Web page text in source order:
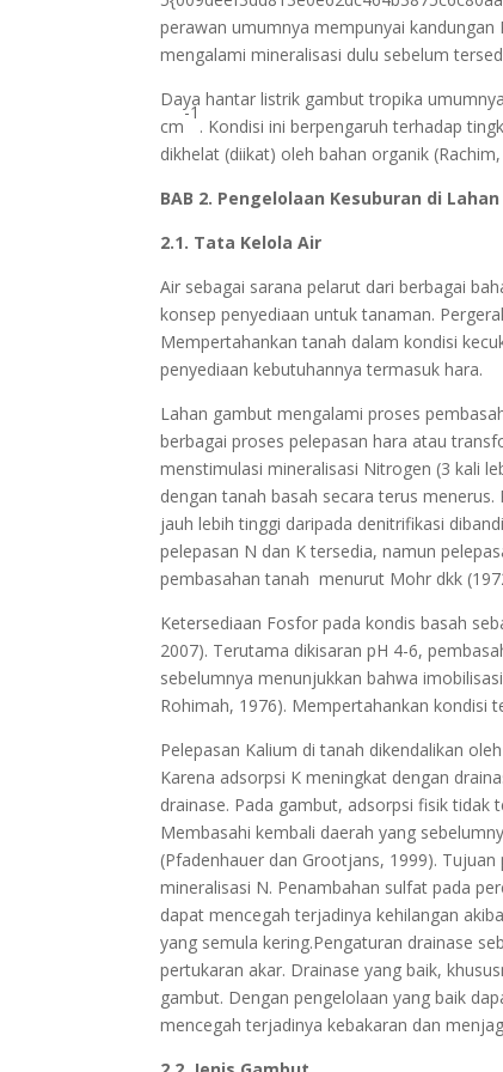
perawan umumnya mempunyai
mengalami mineralisasi dulu sebelum
Daya hantar listrik gambut tropika
cm
-1
. Kondisi ini berpengaruh terhadap
dikhelat (diikat) oleh bahan organik
BAB 2. Pengelolaan Kesuburan di
2.1. Tata Kelola Air
Air sebagai sarana pelarut dari berbagai
konsep penyediaan untuk tanaman.
Mempertahankan tanah dalam kondisi
penyediaan kebutuhannya termasuk hara.
Lahan gambut mengalami proses
berbagai proses pelepasan hara atau
menstimulasi mineralisasi Nitrogen (3 kali
dengan tanah basah secara terus
jauh lebih tinggi daripada denitrifikasi
pelepasan N dan K tersedia, namun
pembasahan tanah menurut Mohr dkk
Ketersediaan Fosfor pada kondis basah
2007). Terutama dikisaran pH 4-6,
sebelumnya menunjukkan bahwa
Rohimah, 1976). Mempertahankan kondisi
Pelepasan Kalium di tanah dikendalikan
Karena adsorpsi K meningkat dengan
drainase. Pada gambut, adsorpsi fisik tidak
Membasahi kembali daerah yang
(Pfadenhauer dan Grootjans, 1999).
mineralisasi N. Penambahan sulfat pada
dapat mencegah terjadinya kehilangan
yang semula kering.Pengaturan drainase
pertukaran akar. Drainase yang baik,
gambut. Dengan pengelolaan yang baik
mencegah terjadinya kebakaran dan